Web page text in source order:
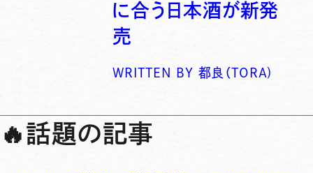
に合う日本酒が新発
売
WRITTEN BY 都良（TORA)
🔥話題の記事